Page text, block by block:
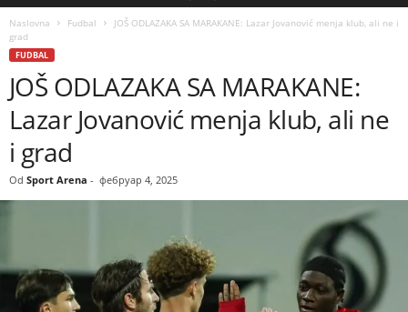
Naslovna Fudbal
JOŠ ODLAZAKA SA MARAKANE: Lazar Jovanović menja klub, ali ne i
grad
FUDBAL
JOŠ ODLAZAKA SA MARAKANE:
Lazar Jovanović menja klub, ali ne
i grad
Od Sport Arena - фебруар 4, 2025